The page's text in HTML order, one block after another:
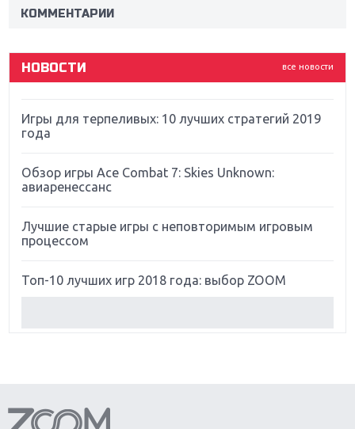
КОММЕНТАРИИ
все новости
НОВОСТИ
Far Cry 5: хвалить нельзя ругать
Игры для терпеливых: 10 лучших стратегий 2019
года
Обзор игры Ace Combat 7: Skies Unknown:
авиаренессанс
Лучшие старые игры с неповторимым игровым
процессом
Топ-10 лучших игр 2018 года: выбор ZOOM